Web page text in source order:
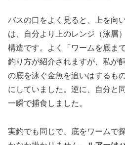
バスの口をよく見ると、上を向
は、自分より上のレンジ（泳層
構造です。よく「ワームを底ま
釣り方が紹介されますが、私が
の底を泳ぐ金魚を追いはするも
にしていました。逆に、自分と
一瞬で捕食しました。
実釣でも同じで、底をワームで